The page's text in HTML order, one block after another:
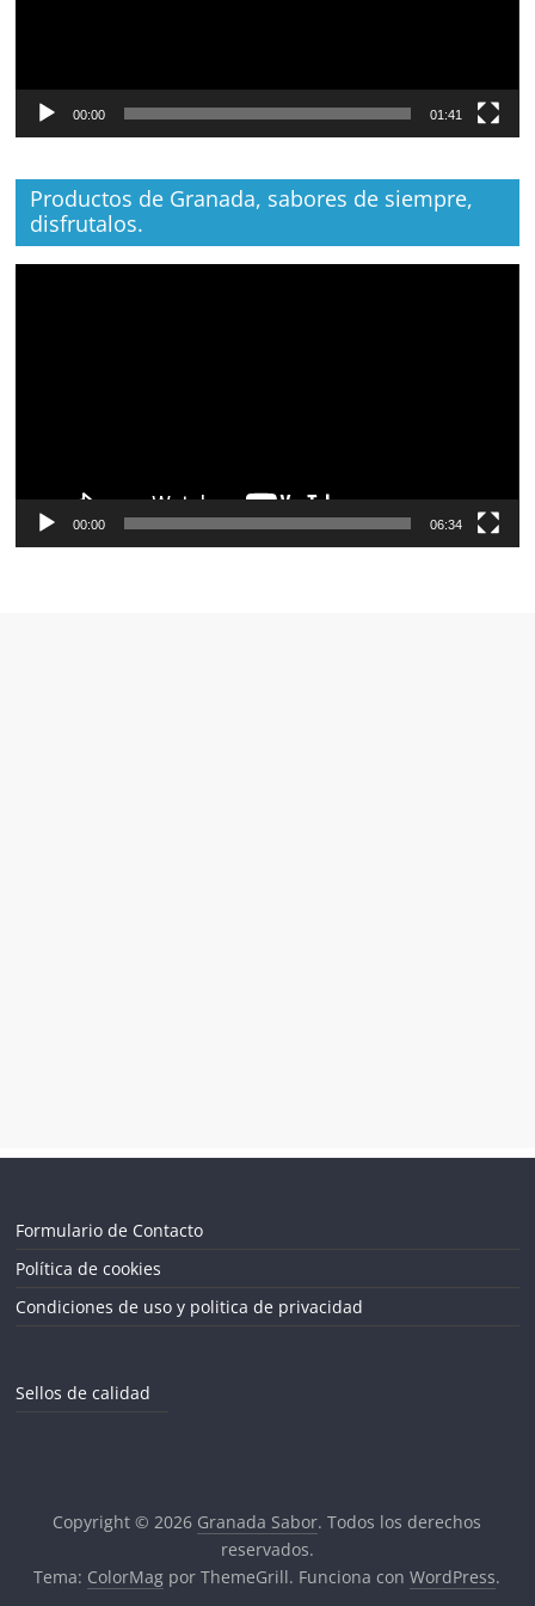
00:00 01:41
Productos de Granada, sabores de siempre,
disfrutalos.
00:00 06:34
Formulario de Contacto
Política de cookies
Condiciones de uso y politica de privacidad
Sellos de calidad
Copyright © 2026 Granada Sabor. Todos los derechos
reservados.
Tema: ColorMag por ThemeGrill. Funciona conWordPress.